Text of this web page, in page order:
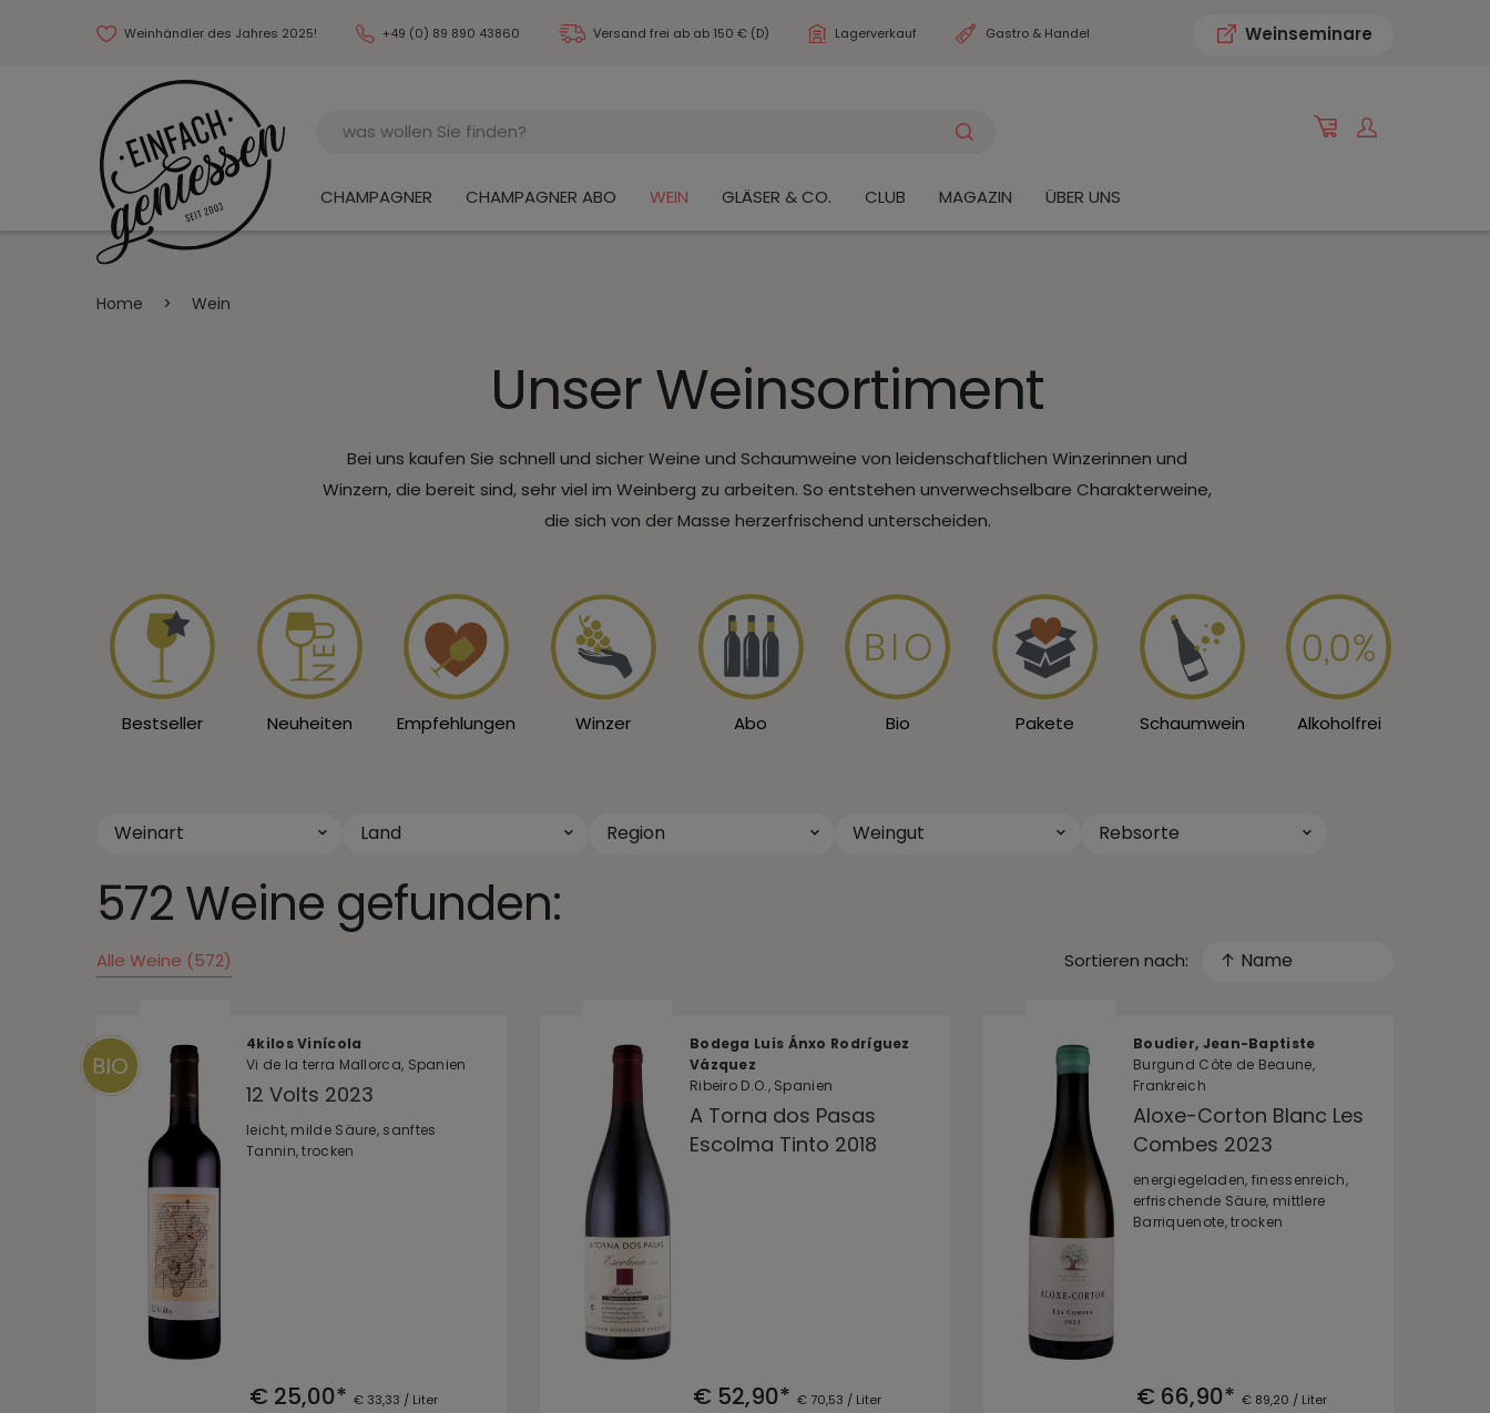
Weinhändler des Jahres 2025! +49 (0) 89 890 43860 Versand frei ab ab 150 € (D) Lagerverkauf Gastro & Handel Weinseminare
CHAMPAGNER CHAMPAGNER ABO WEIN GLÄSER & CO. CLUB MAGAZIN ÜBER UNS
Home > Wein
Unser Weinsortiment
Bei uns kaufen Sie schnell und sicher Weine und Schaumweine von leidenschaftlichen Winzerinnen und
Winzern, die bereit sind, sehr viel im Weinberg zu arbeiten. So entstehen unverwechselbare Charakterweine,
die sich von der Masse herzerfrischend unterscheiden.
Bestseller Neuheiten Empfehlungen Winzer Abo Bio Pakete Schaumwein Alkoholfrei
Weinart Land Region Weingut Rebsorte
572 Weine gefunden:
Alle Weine (572) Sortieren nach: ↑ Name
4kilos Vinícola
Vi de la terra Mallorca, Spanien
12 Volts 2023
leicht, milde Säure, sanftes
Tannin, trocken
€ 25,00* € 33,33 / Liter
Bodega Luis Ánxo Rodríguez
Vázquez
Ribeiro D.O., Spanien
A Torna dos Pasas
Escolma Tinto 2018
€ 52,90* € 70,53 / Liter
Boudier, Jean-Baptiste
Burgund Côte de Beaune,
Frankreich
Aloxe-Corton Blanc Les
Combes 2023
energiegeladen, finessenreich,
erfrischende Säure, mittlere
Barriquenote, trocken
€ 66,90* € 89,20 / Liter